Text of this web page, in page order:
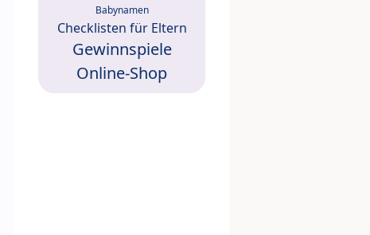
Babynamen
Checklisten für Eltern
Gewinnspiele
Online-Shop